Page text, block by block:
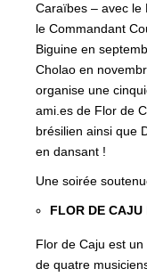
Caraïbes – avec le
le Commandant
Biguine en
Cholao en
organise une
ami.es de Flor de
brésilien ainsi que
en dansant !
Une soirée
FLOR DE CAJU
Flor de Caju est
de quatre